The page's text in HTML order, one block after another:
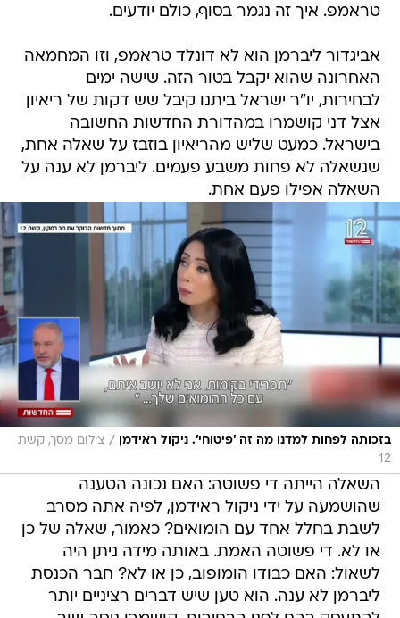
טראמפ. איך זה נגמר בסוף, כולם יודעים.
אביגדור ליברמן הוא לא דונלד טראמפ, וזו המחמאה
האחרונה שהוא יקבל בטור הזה. שישה ימים
לבחירות, יו"ר ישראל ביתנו קיבל שש דקות של ריאיון
אצל דני קושמרו במהדורת החדשות החשובה
בישראל. כמעט שליש מהריאיון בוזבז על שאלה אחת,
שנשאלה לא פחות משבע פעמים. ליברמן לא ענה על
השאלה אפילו פעם אחת.
בזכותה לפחות למדנו מה זה 'פיטוחי'. ניקול ראידמן / צילום מסך, קשת
12
השאלה הייתה די פשוטה: האם נכונה הטענה
שהושמעה על ידי ניקול ראידמן, לפיה אתה מסרב
לשבת בחלל אחד עם הומואים? כאמור, שאלה של כן
או לא. די פשוטה האמת. באותה מידה ניתן היה
לשאול: האם כבודו הומופוב, כן או לא? חבר הכנסת
ליברמן לא ענה. הוא טען שיש דברים רציניים יותר